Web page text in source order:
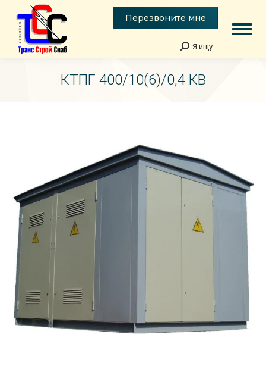
Перезвоните мне
Поиск:
Я ищу...
КТПГ 400/10(6)/0,4 КВ